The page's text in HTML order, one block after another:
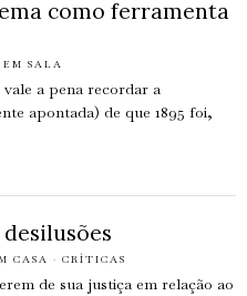
como ferramenta
EM SALA
a pena recordar a
apontada) de que 1895 foi,
CASA · CRÍTICAS
de sua justiça em relação ao